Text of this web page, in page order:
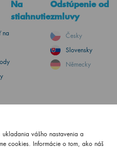
na
Na
stiahnutie
Odstúpenie od
zmluvy
Česky
Slovensky
Německy
vášho nastavenia a
cookies. Informácie o tom, ako náš